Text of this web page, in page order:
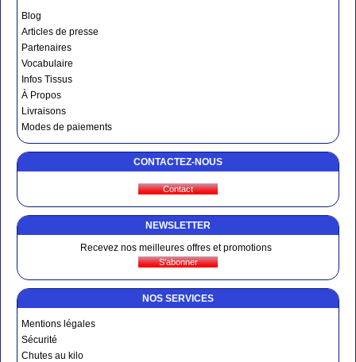
Blog
Articles de presse
Partenaires
Vocabulaire
Infos Tissus
À Propos
Livraisons
Modes de paiements
CONTACTEZ-NOUS
NEWSLETTER
Recevez nos meilleures offres et promotions
NOS SERVICES
Mentions légales
Sécurité
Chutes au kilo